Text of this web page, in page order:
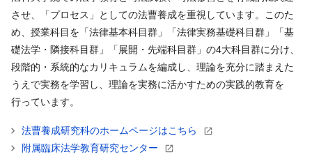
させ、「プロセス」としての法曹養成を重視しています。このた
め、授業科目を「法律基本科目群」「法律実務基礎科目群」「基
礎法学・隣接科目群」「展開・先端科目群」の4大科目群に分け、
段階的・系統的なカリキュラムを編成し、理論を充分に踏まえた
うえで実務を学習し、理論を実務に活かすための実践的教育を
行っています。
法曹養成研究科のホームページはこちら
附属臨床法学教育研究センター